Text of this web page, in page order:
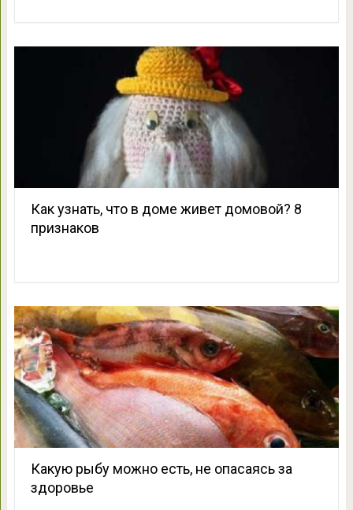
Как узнать, что в доме живет домовой? 8
признаков
Какую рыбу можно есть, не опасаясь за
здоровье